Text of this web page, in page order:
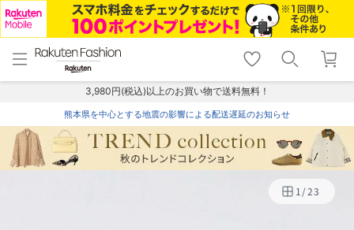
menu home
トップ
shopping_cart lock_outline
ログイン
3,980円(税込)以上のお買い物で送料無料！
熊本県を中心とする地震の影響による配送遅延のお知らせ
1/23